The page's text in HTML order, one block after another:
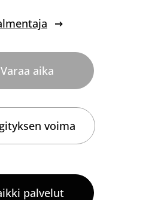
Varaa aika
voima
palvelut